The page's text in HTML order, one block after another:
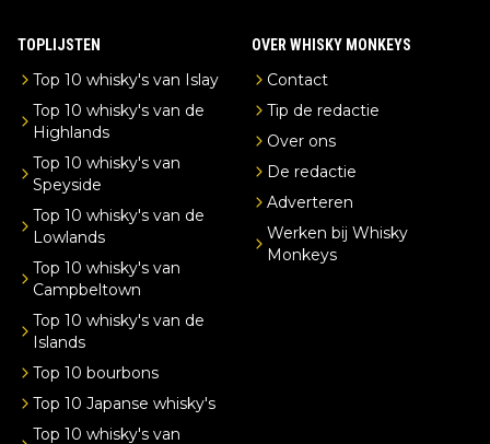
TOPLIJSTEN
Top 10 whisky's van Islay
Top 10 whisky's van de
Highlands
Top 10 whisky's van
Speyside
Top 10 whisky's van de
Lowlands
Top 10 whisky's van
Campbeltown
Top 10 whisky's van de
Islands
Top 10 bourbons
Top 10 Japanse whisky's
Top 10 whisky's van
OVER WHISKY MONKEYS
Contact
Tip de redactie
Over ons
De redactie
Adverteren
Werken bij Whisky
Monkeys